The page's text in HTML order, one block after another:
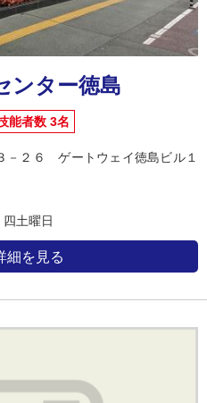
ンター徳島
能者数 3名
－２６ ゲートウェイ徳島ビル１
土曜日
細を見る